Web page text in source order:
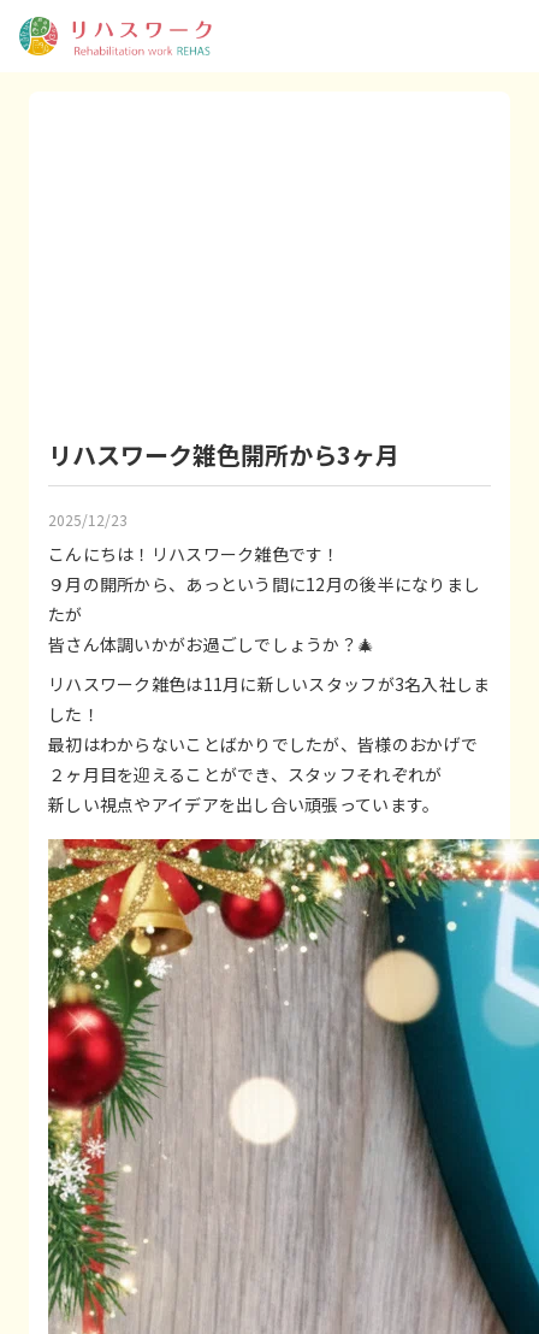
リハスワーク雑色開所から3ヶ月
2025/12/23
こんにちは！リハスワーク雑色です！
９月の開所から、あっという間に12月の後半になりまし
たが
皆さん体調いかがお過ごしでしょうか？🎄
リハスワーク雑色は11月に新しいスタッフが3名入社しま
した！
最初はわからないことばかりでしたが、皆様のおかげで
２ヶ月目を迎えることができ、スタッフそれぞれが
新しい視点やアイデアを出し合い頑張っています。